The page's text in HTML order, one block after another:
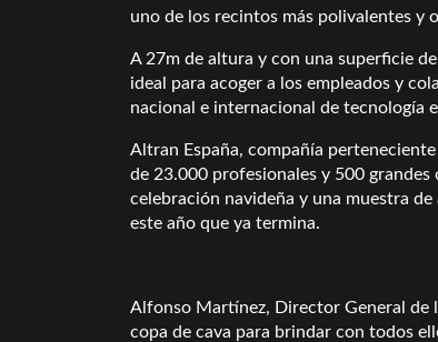
uno de los recintos más polivalentes y
A 27m de altura y con una superficie
ideal para acoger a los empleados y
nacional e internacional de tecnología
Altran España, compañía
de 23.000 profesionales y 500
celebración navideña y una muestra
este año que ya termina.
Alfonso Martínez, Director General de
copa de cava para brindar con todos